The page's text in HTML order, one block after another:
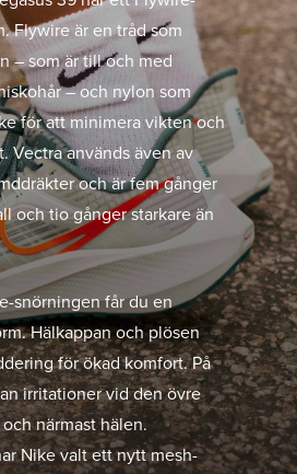
Flywire är en tråd som
– som är till och med
– och nylon som
för att minimera vikten och
Vectra används även av
och är fem gånger
och tio gånger starkare än
snörningen får du en
Hälkappan och plösen
för ökad komfort. På
irritationer vid den övre
närmast hälen.
Nike valt ett nytt mesh-